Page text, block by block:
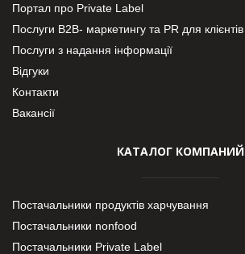
Портал про Private Label
Послуги В2В- маркетингу та PR для клієнтів
Послуги з надання інформації
Відгуки
Контакти
Вакансії
КАТАЛОГ КОМПАНИЙ
Постачальники продуктів харчування
Постачальники nonfood
Постачальники Private Label